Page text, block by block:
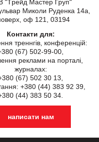
"Tрейд Мастер Груп"
Миколи Руденка 14а,
оф 121, 03194
Контакти для:
треннгів, конференцій:
(67) 502-99-00,
реклами на порталі,
журналах:
(67) 502 30 13,
+380 (44) 383 92 39,
(44) 383 50 34.
написати нам